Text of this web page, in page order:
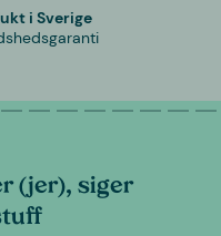
i Sverige
(jer), siger